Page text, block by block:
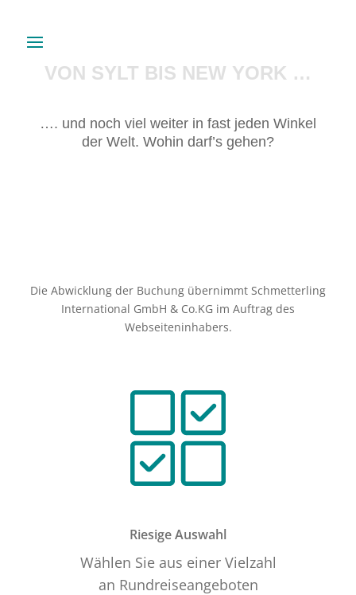
VON SYLT BIS NEW YORK …
…. und noch viel weiter in fast jeden Winkel
der Welt. Wohin darf’s gehen?
Die Abwicklung der Buchung übernimmt Schmetterling
International GmbH & Co.KG im Auftrag des
Webseiteninhabers.
Riesige Auswahl
Wählen Sie aus einer Vielzahl
an Rundreiseangeboten